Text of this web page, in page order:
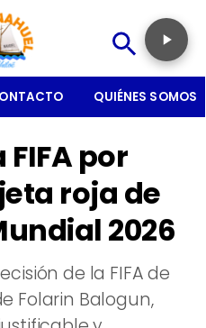
QUIÉNES SOMOS
FIFA por
roja de
2026
de la FIFA de
Folarin Balogun,